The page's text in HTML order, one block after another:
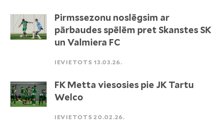
Pirmssezonu noslēgsim ar
pārbaudes spēlēm pret Skanstes SK
un Valmiera FC
IEVIETOTS 13.03.26.
FK Metta viesosies pie JK Tartu
Welco
IEVIETOTS 20.02.26.